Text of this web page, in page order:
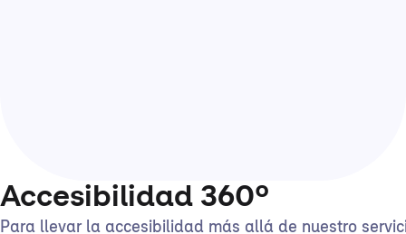
Accesibilidad 360º
Para llevar la accesibilidad más allá de nuestro